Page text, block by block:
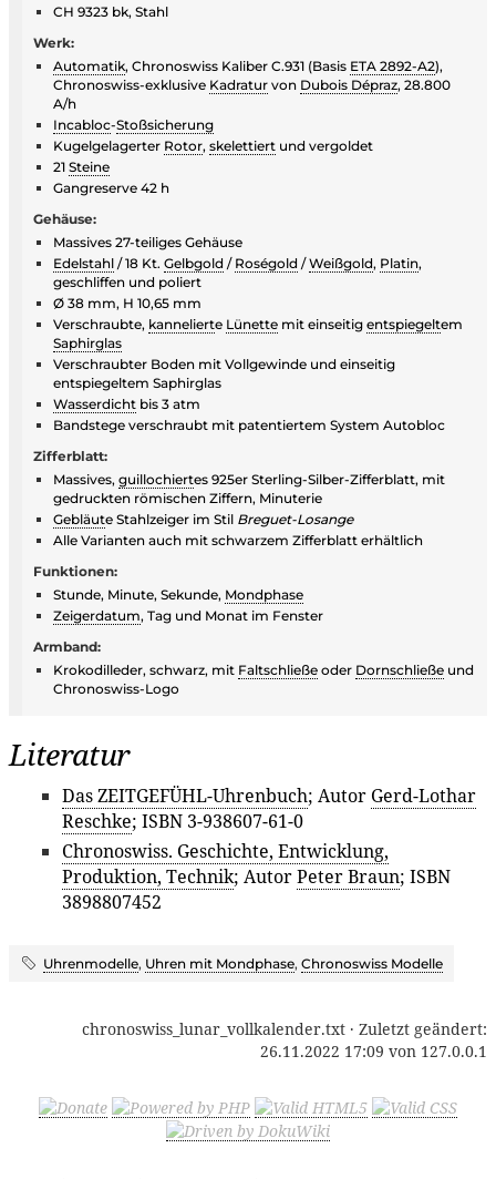
CH 9323 bk, Stahl
Werk:
Automatik, Chronoswiss Kaliber C.931 (Basis ETA 2892-A2),
Chronoswiss-exklusive Kadratur von Dubois Dépraz, 28.800
A/h
Incabloc-Stoßsicherung
Kugelgelagerter Rotor, skelettiert und vergoldet
21 Steine
Gangreserve 42 h
Gehäuse:
Massives 27-teiliges Gehäuse
Edelstahl / 18 Kt. Gelbgold / Roségold /Weißgold, Platin,
geschliffen und poliert
Ø 38 mm, H 10,65 mm
Verschraubte, kannelierte Lünette mit einseitig entspiegeltem
Saphirglas
Verschraubter Boden mit Vollgewinde und einseitig
entspiegeltem Saphirglas
Wasserdicht bis 3 atm
Bandstege verschraubt mit patentiertem System Autobloc
Zifferblatt:
Massives, guillochiertes 925er Sterling-Silber-Zifferblatt, mit
gedruckten römischen Ziffern, Minuterie
Gebläute Stahlzeiger im Stil Breguet-Losange
Alle Varianten auch mit schwarzem Zifferblatt erhältlich
Funktionen:
Stunde, Minute, Sekunde, Mondphase
Zeigerdatum, Tag und Monat im Fenster
Armband:
Krokodilleder, schwarz, mit Faltschließe oder Dornschließe und
Chronoswiss-Logo
Literatur
Das ZEITGEFÜHL-Uhrenbuch; Autor Gerd-Lothar
Reschke; ISBN 3-938607-61-0
Chronoswiss. Geschichte, Entwicklung,
Produktion, Technik; AutorPeter Braun; ISBN
3898807452
Uhrenmodelle, Uhren mit Mondphase, Chronoswiss Modelle
chronoswiss_lunar_vollkalender.txt · Zuletzt geändert:
26.11.2022 17:09 von 127.0.0.1